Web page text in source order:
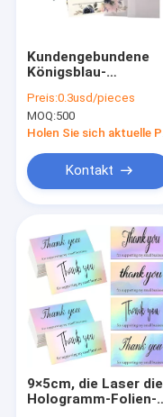
Kontakt
Faltbare
Magnetische
Gebundene
Buch-
Gewölbter Kasten
Laser schnitt
Papierkarton-
Kundengebundene
Königsblau-
Einladungen Luxus
mit BSCI-
Zustimmung
Preis:0.3usd/pieces
MOQ:500
Kontakt
9×5cm, die Laser die
Hologramm-Folien-